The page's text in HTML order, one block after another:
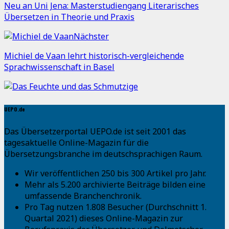
Neu an Uni Jena: Masterstudiengang Literarisches
Übersetzen in Theorie und Praxis
Nächster
Michiel de Vaan lehrt historisch-vergleichende
Sprachwissenschaft in Basel
UEPO.de
Das Übersetzerportal UEPO.de ist seit 2001 das
tagesaktuelle Online-Magazin für die
Übersetzungsbranche im deutschsprachigen Raum.
Wir veröffentlichen 250 bis 300 Artikel pro Jahr.
Mehr als 5.200 archivierte Beiträge bilden eine
umfassende Branchenchronik.
Pro Tag nutzen 1.808 Besucher (Durchschnitt 1.
Quartal 2021) dieses Online-Magazin zur